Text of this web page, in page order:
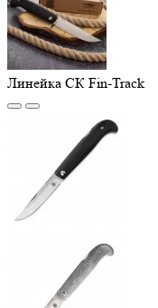
Линейка СК Fin-Track